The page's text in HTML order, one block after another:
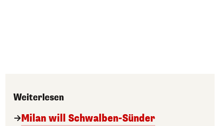
Weiterlesen
Milan will Schwalben-Sünder